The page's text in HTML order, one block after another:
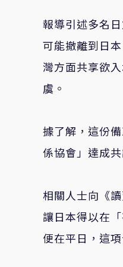
報導引述多名
可能撤離到日
灣方面共享欲
虞。
據了解，這份
係協會」達成
相關人士向《
讓日本得以在
便在平日，這